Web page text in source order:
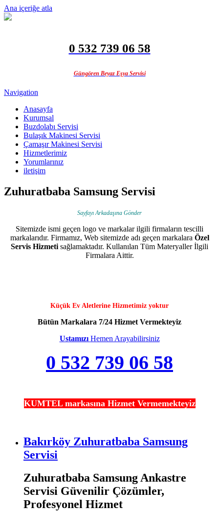
Ana içeriğe atla
0 532 739 06 58
Güngören Beyaz Eşya Servisi
Navigation
Anasayfa
Kurumsal
Buzdolabı Servisi
Bulaşık Makinesi Servisi
Çamaşır Makinesi Servisi
Hizmetlerimiz
Yorumlarınız
iletişim
Zuhuratbaba Samsung Servisi
Sayfayı Arkadaşına Gönder
Sitemizde ismi geçen logo ve markalar ilgili firmaların tescilli
markalarıdır. Firmamız, Web sitemizde adı geçen markalara Özel
Servis Hizmeti sağlamaktadır. Kullanılan Tüm Materyaller İlgili
Firmalara Aittir.
Küçük Ev Aletlerine Hizmetimiz yoktur
Bütün Markalara 7/24 Hizmet Vermekteyiz
Ustamızı Hemen Arayabilirsiniz
0 532 739 06 58
KUMTEL markasına Hizmet Vermemekteyiz
Bakırköy Zuhuratbaba Samsung
Servisi
Zuhuratbaba Samsung Ankastre
Servisi Güvenilir Çözümler,
Profesyonel Hizmet